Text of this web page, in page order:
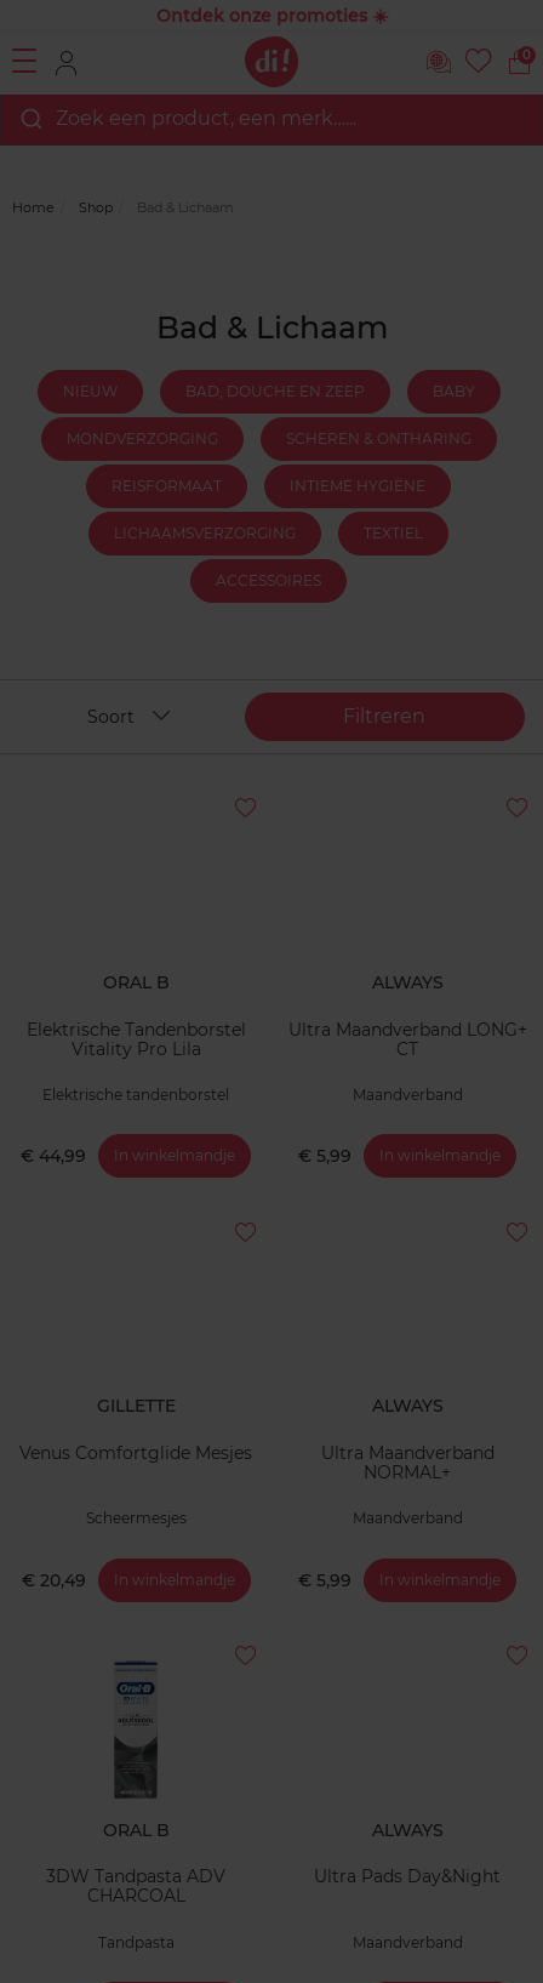
Ontdek onze promoties ☀️
0
Zoek een product, een merk…...
Home Shop Bad & Lichaam
Bad & Lichaam
NIEUW BAD, DOUCHE EN ZEEP BABY
MONDVERZORGING SCHEREN & ONTHARING
REISFORMAAT INTIEME HYGIËNE
LICHAAMSVERZORGING TEXTIEL
ACCESSOIRES
Filtreren
Soort
ORAL B
Elektrische Tandenborstel
Vitality Pro Lila
Elektrische tandenborstel
€ 44,99 In winkelmandje
ALWAYS
Ultra Maandverband LONG+
CT
Maandverband
€ 5,99 In winkelmandje
GILLETTE
Venus Comfortglide Mesjes
Scheermesjes
€ 20,49 In winkelmandje
ALWAYS
Ultra Maandverband
NORMAL+
Maandverband
€ 5,99 In winkelmandje
ORAL B
3DW Tandpasta ADV
CHARCOAL
Tandpasta
ALWAYS
Ultra Pads Day&Night
Maandverband